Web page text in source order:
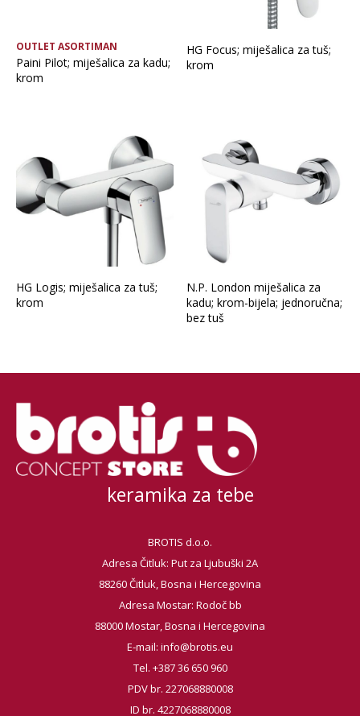
OUTLET ASORTIMAN
Paini Pilot; miješalica za kadu;
krom
HG Focus; miješalica za tuš;
krom
HG Logis; miješalica za tuš;
krom
N.P. London miješalica za
kadu; krom-bijela; jednoručna;
bez tuš
keramika za tebe
BROTIS d.o.o.
Adresa Čitluk: Put za Ljubuški 2A
88260 Čitluk, Bosna i Hercegovina
Adresa Mostar: Rodoč bb
88000 Mostar, Bosna i Hercegovina
E-mail: info@brotis.eu
Tel. +387 36 650 960
PDV br. 227068880008
ID br. 4227068880008